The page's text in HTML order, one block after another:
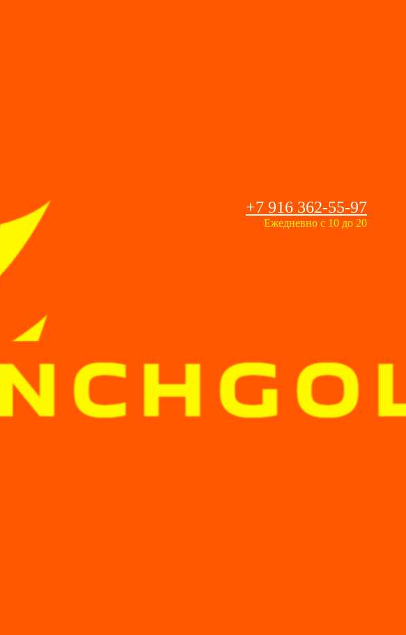
+7 916 362-55-97
Ежедневно с 10 до 20